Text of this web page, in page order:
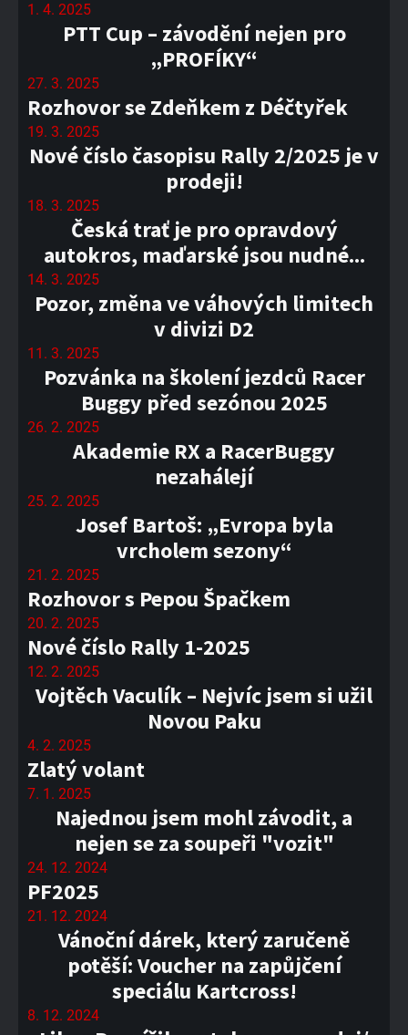
1. 4. 2025
PTT Cup – závodění nejen pro
„PROFÍKY“
27. 3. 2025
Rozhovor se Zdeňkem z Déčtyřek
19. 3. 2025
Nové číslo časopisu Rally 2/2025 je v
prodeji!
18. 3. 2025
Česká trať je pro opravdový
autokros, maďarské jsou nudné...
14. 3. 2025
Pozor, změna ve váhových limitech
v divizi D2
11. 3. 2025
Pozvánka na školení jezdců Racer
Buggy před sezónou 2025
26. 2. 2025
Akademie RX a RacerBuggy
nezahálejí
25. 2. 2025
Josef Bartoš: „Evropa byla
vrcholem sezony“
21. 2. 2025
Rozhovor s Pepou Špačkem
20. 2. 2025
Nové číslo Rally 1-2025
12. 2. 2025
Vojtěch Vaculík – Nejvíc jsem si užil
Novou Paku
4. 2. 2025
Zlatý volant
7. 1. 2025
Najednou jsem mohl závodit, a
nejen se za soupeři "vozit"
24. 12. 2024
PF2025
21. 12. 2024
Vánoční dárek, který zaručeně
potěší: Voucher na zapůjčení
speciálu Kartcross!
8. 12. 2024